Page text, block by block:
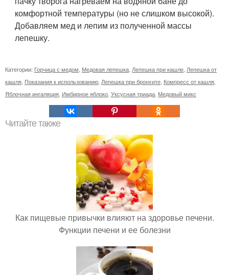
комфортной температуры (но не слишком высокой).
Добавляем мед и лепим из полученной массы
лепешку.
Категории: Горчица с медом Медовая лепешка Лепешка при кашле Лепешка от
кашля Показания к использованию Лепешка при бронхите Компресс от кашля
Яблочная ингаляция Имбирное яблоко Уксусная триада Медовый микс
Читайте также
Как пищевые привычки влияют на здоровье печени.
Функции печени и ее болезни